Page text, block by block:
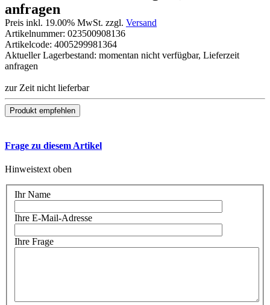
Preis inkl. 19.00% MwSt. zzgl. Versand
Artikelnummer: 023500908136
Artikelcode: 4005299981364
Aktueller Lagerbestand: momentan nicht verfügbar, Lieferzeit
anfragen
zur Zeit nicht lieferbar
Frage zu diesem Artikel
Hinweistext oben
Ihr Name
Ihre E-Mail-Adresse
Ihre Frage